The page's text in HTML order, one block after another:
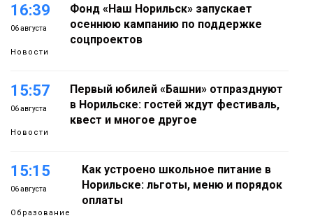
16:39
06 августа
Новости
Фонд «Наш Норильск» запускает
осеннюю кампанию по поддержке
соцпроектов
15:57
06 августа
Новости
Первый юбилей «Башни» отпразднуют
в Норильске: гостей ждут фестиваль,
квест и многое другое
15:15
06 августа
Образование
Как устроено школьное питание в
Норильске: льготы, меню и порядок
оплаты